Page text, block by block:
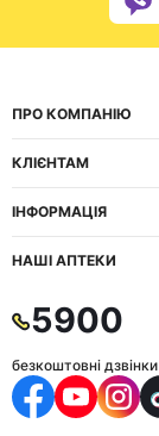
ПРО КОМПАНІЮ
КЛІЄНТАМ
ІНФОРМАЦІЯ
НАШІ АПТЕКИ
5900
безкоштовні дзвінки